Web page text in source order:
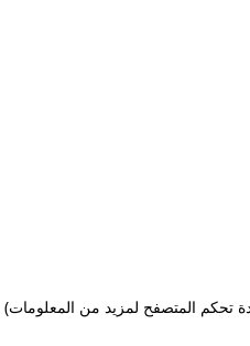
تحكم المتصفح لمزيد من المعلومات)